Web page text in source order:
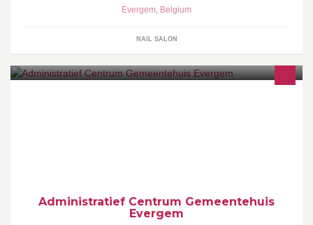
Evergem, Belgium
NAIL SALON
Administratief Centrum Gemeentehuis
Evergem